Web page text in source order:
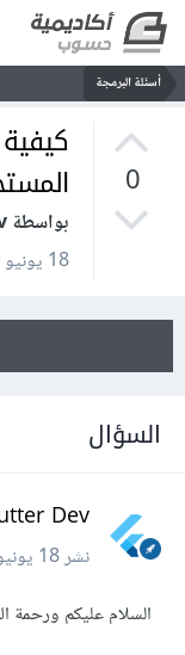
أسئلة البرمجة
0
بواسطة Flutter Dev
18 يونيو 2020
السؤال
Dev
نشر18 يونيو 2020
السلام عليكم ورحمة